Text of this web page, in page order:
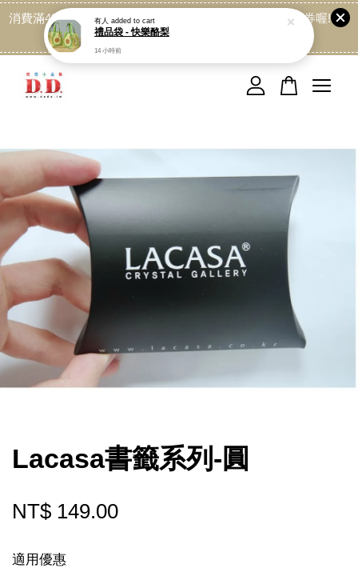
消費滿499免運喔, 記得加LINE:@dede168 領取專屬折扣券喔!
點我
Lacasa書籤系列-圓
NT$ 149.00
適用優惠
您的購物車目前還是空的。
有人 added to cart
禮品袋 - 快樂酪梨
14 小時前